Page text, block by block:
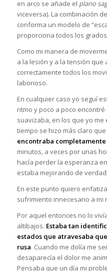
en arco se añade el plano
viceversa). La combinación
conforma un modelo de
proporciona todos los
Como mi manera de
a la lesión y a la tensión
correctamente todos los
laborioso.
En cualquier caso yo seguí
ritmo y poco a poco
suavizaba, en los que yo me
tiempo se hizo más claro que
encontraba
minutos, a veces por unas
hacía perder la esperanza
estaba mejorando de
En este punto quiero
sufrimiento innecesario a mi
Por aquel entonces no lo
altibajos. Estaba tan
estados que atravesaba
rusa. Cuando me dolía me
desaparecía el dolor me
Pensaba que un día mi